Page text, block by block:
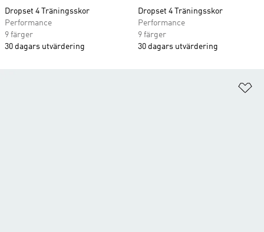
Dropset 4 Träningsskor
Performance
9 färger
30 dagars utvärdering
Dropset 4 Träningsskor
Performance
9 färger
30 dagars utvärdering